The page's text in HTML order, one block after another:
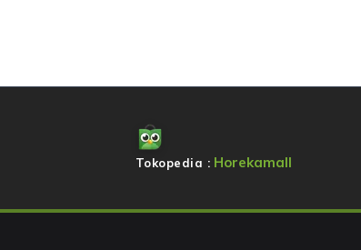
Tokopedia : Horekamall